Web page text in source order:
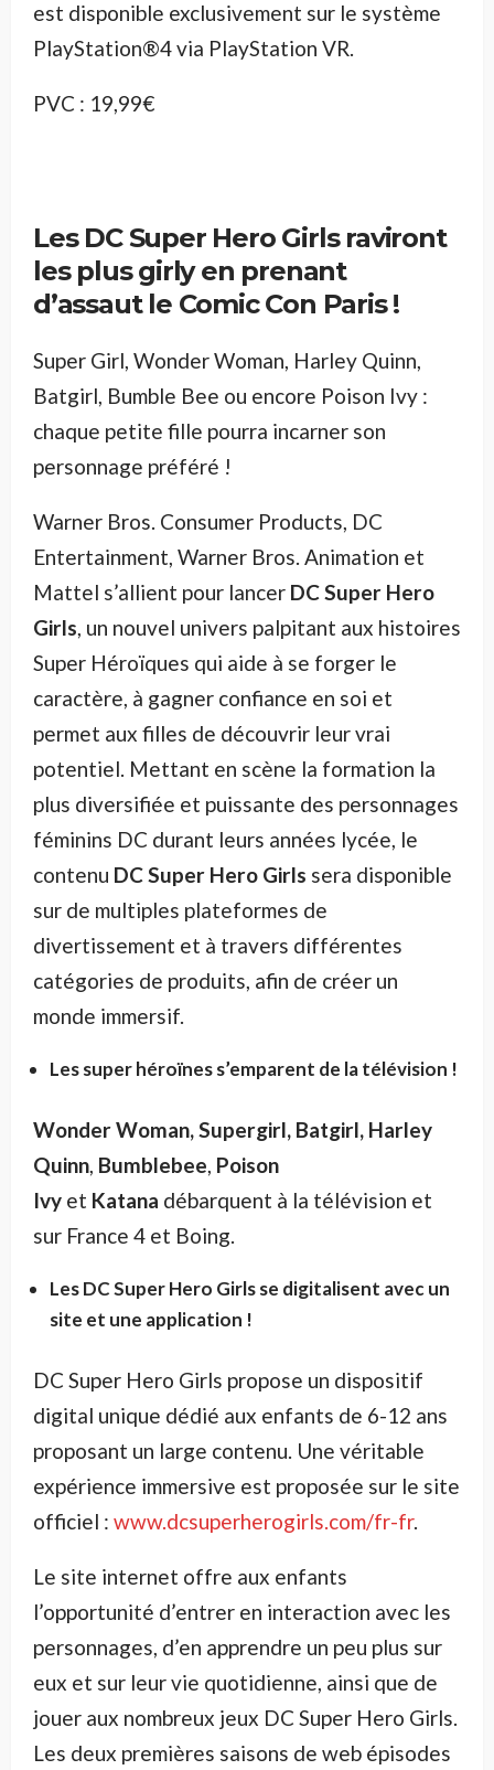
est disponible exclusivement sur le système
PlayStation®4 via PlayStation VR.
PVC : 19,99€
Les DC Super Hero Girls raviront
les plus girly en prenant
d’assaut le Comic Con Paris !
Super Girl, Wonder Woman, Harley Quinn,
Batgirl, Bumble Bee ou encore Poison Ivy :
chaque petite fille pourra incarner son
personnage préféré !
Warner Bros. Consumer Products, DC
Entertainment, Warner Bros. Animation et
Mattel s’allient pour lancer DC Super Hero
Girls , un nouvel univers palpitant aux histoires
Super Héroïques qui aide à se forger le
caractère, à gagner confiance en soi et
permet aux filles de découvrir leur vrai
potentiel. Mettant en scène la formation la
plus diversifiée et puissante des personnages
féminins DC durant leurs années lycée, le
contenu DC Super Hero Girls sera disponible
sur de multiples plateformes de
divertissement et à travers différentes
catégories de produits, afin de créer un
monde immersif.
Les super héroïnes s’emparent de la télévision !
Wonder Woman, Supergirl, Batgirl, Harley
Quinn Bumblebee Poison
Ivy et Katana débarquent à la télévision et
sur France 4 et Boing.
Les DC Super Hero Girls se digitalisent avec un
site et une application !
DC Super Hero Girls propose un dispositif
digital unique dédié aux enfants de 6-12 ans
proposant un large contenu. Une véritable
expérience immersive est proposée sur le site
officiel : www.dcsuperherogirls.com/fr-fr.
Le site internet offre aux enfants
l’opportunité d’entrer en interaction avec les
personnages, d’en apprendre un peu plus sur
eux et sur leur vie quotidienne, ainsi que de
jouer aux nombreux jeux DC Super Hero Girls.
Les deux premières saisons de web épisodes